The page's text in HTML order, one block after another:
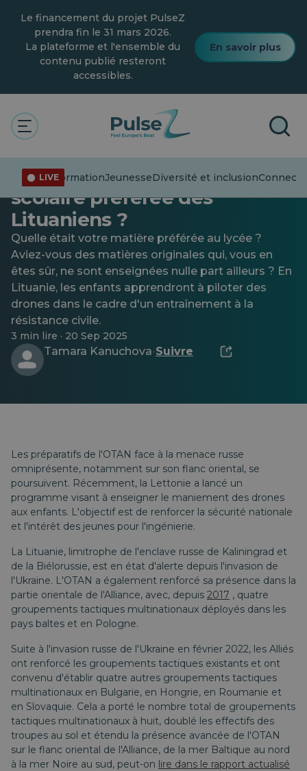
content
Le financement du projet PulseZ
prendra fin le 31 mars 2026.
La plateforme et l'ensemble du
contenu publié resteront
accessibles.
En savoir plus
LIVE
DésinformationJeunesseDiversité et inclusion
Technologie
L’éducation aux drones sera-
t-elle la nouvelle matière
scolaire préférée des
Lituaniens ?
Quelle était votre matière préférée au lycée ?
Aviez-vous des matières originales qui, vous en
êtes sûr, ne sont enseignées nulle part ailleurs ? En
Lituanie, les enfants apprendront à piloter des
drones dans le cadre d'un entraînement à la
résistance civile.
3 min lire · 20 Sep 2025
Tamara Kanuchova· Suivre
Les préparatifs de l'OTAN face à la menace russe
omniprésente, notamment sur son flanc oriental, se
poursuivent. Récemment, la Lettonie a lancé un
programme visant à enseigner le maniement des drones
aux enfants. L'objectif est de renforcer la sécurité nationale
et l'intérêt des jeunes pour l'ingénierie.
La Lituanie, limitrophe de l'enclave russe de Kaliningrad et
de la Biélorussie, est en état d'alerte depuis l'invasion de
l'Ukraine. L'OTAN a également renforcé sa présence dans la
partie orientale de l'Alliance, avec, depuis 2017 , quatre
groupements tactiques multinationaux déployés dans les
pays baltes et en Pologne.
Suite à l'invasion russe de l'Ukraine en février 2022, les Alliés
ont renforcé les groupements tactiques existants et ont
convenu d'établir quatre autres groupements tactiques
multinationaux en Bulgarie, en Hongrie, en Roumanie et
en Slovaquie. Cela a porté le nombre total de groupements
tactiques multinationaux à huit, doublé les effectifs des
troupes au sol et étendu la présence avancée de l'OTAN
sur le flanc oriental de l'Alliance, de la mer Baltique au nord
à la mer Noire au sud, peut-on lire dans le rapport actualisé